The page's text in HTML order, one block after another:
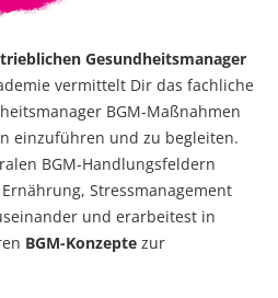
Gesundheitsmanager
vermittelt Dir das fachliche
BGM-Maßnahmen
einzuführen und zu begleiten.
BGM-Handlungsfeldern
Stressmanagement
und erarbeitest in
BGM-Konzepte zur